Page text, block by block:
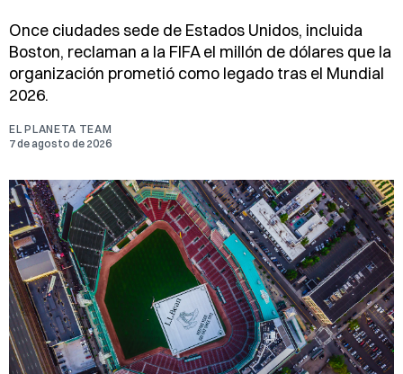
Once ciudades sede de Estados Unidos, incluida
Boston, reclaman a la FIFA el millón de dólares que la
organización prometió como legado tras el Mundial
2026.
EL PLANETA TEAM
7 de agosto de 2026